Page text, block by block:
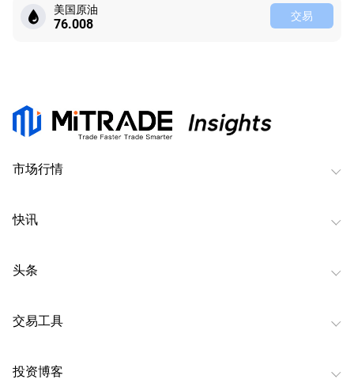
美国原油
76.008 交易
市场行情
快讯
头条
交易工具
投资博客